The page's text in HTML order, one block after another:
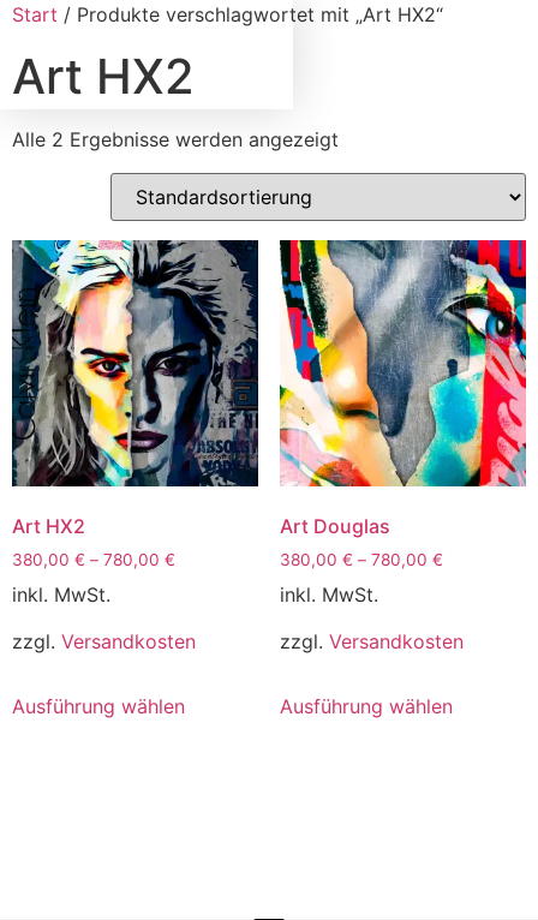
Start / Produkte verschlagwortet mit „Art HX2“
Art HX2
Alle 2 Ergebnisse werden angezeigt
Art HX2
380,00 € – 780,00 €
inkl. MwSt.
zzgl. Versandkosten
Ausführung wählen
Art Douglas
380,00 € – 780,00 €
inkl. MwSt.
zzgl. Versandkosten
Ausführung wählen